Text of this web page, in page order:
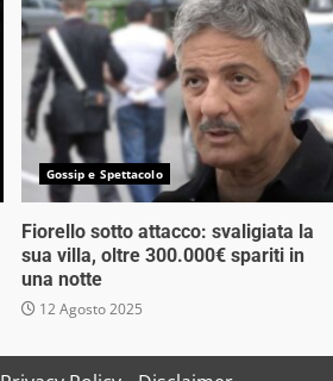
Gossip e Spettacolo
Fiorello sotto attacco: svaligiata la
sua villa, oltre 300.000€ spariti in
una notte
12 Agosto 2025